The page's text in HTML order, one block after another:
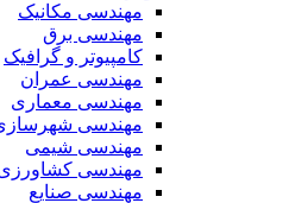
مهندسی مکانیک
مهندسی برق
کامپیوتر و گرافیک
مهندسی عمران
مهندسی معماری
مهندسی شهرسازی
مهندسی شیمی
مهندسی کشاورزی و
مهندسی صنایع